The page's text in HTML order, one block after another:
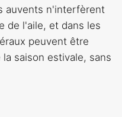
auvents n'interfèrent
de l'aile, et dans les
peuvent être
saison estivale, sans